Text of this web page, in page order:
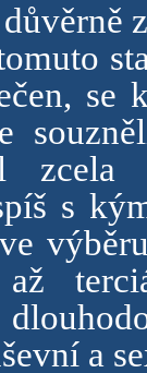
se
zcela
s
až
a